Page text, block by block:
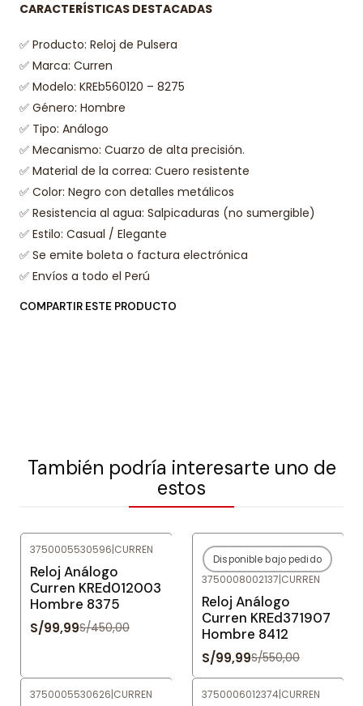
CARACTERÍSTICAS DESTACADAS
✅ Producto: Reloj de Pulsera
✅ Marca: Curren
✅ Modelo: KREb560120 – 8275
✅ Género: Hombre
✅ Tipo: Análogo
✅ Mecanismo: Cuarzo de alta precisión.
✅ Material de la correa: Cuero resistente
✅ Color: Negro con detalles metálicos
✅ Resistencia al agua: Salpicaduras (no sumergible)
✅ Estilo: Casual / Elegante
✅ Se emite boleta o factura electrónica
✅ Envíos a todo el Perú
COMPARTIR ESTE PRODUCTO
También podría interesarte uno de
estos
3750005530596|CURREN
Reloj Análogo
Curren KREd012003
Hombre 8375
S/99,99S/450,00
-82%OFF
Agotado
Disponible bajo pedido
3750008002137|CURREN
Reloj Análogo
Curren KREd371907
Hombre 8412
S/99,99S/550,00
3750005530626|CURREN 3750006012374|CURREN